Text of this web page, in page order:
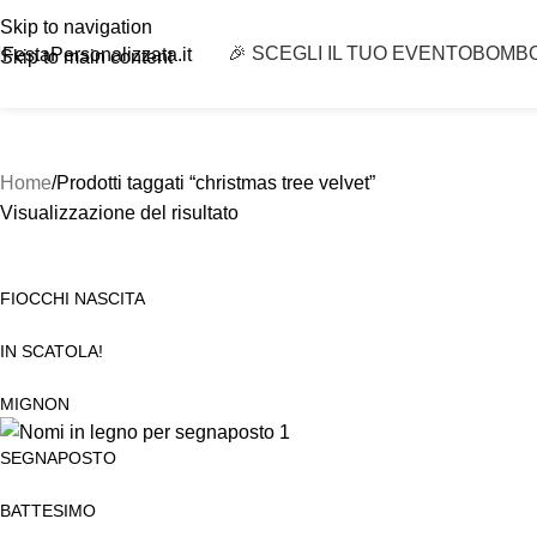
Skip to navigation
Skip to main content
FestaPersonalizzata.it 🎉 SCEGLI IL TUO EVENTO
Home Prodotti taggati “christmas tree velvet”
Visualizzazione del risultato
FIOCCHI NASCITA
IN SCATOLA!
MIGNON
SEGNAPOSTO
BATTESIMO